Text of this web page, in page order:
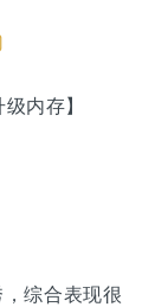
内存】
，综合表现很